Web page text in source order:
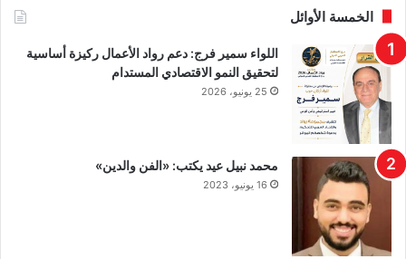
الخمسة الأوائل
اللواء سمير فرج: دعم رواد الأعمال ركيزة أساسية
لتحقيق النمو الاقتصادي المستدام
25 يونيو، 2026
محمد نبيل عيد يكتب: «الفن والدين»
16 يونيو، 2023